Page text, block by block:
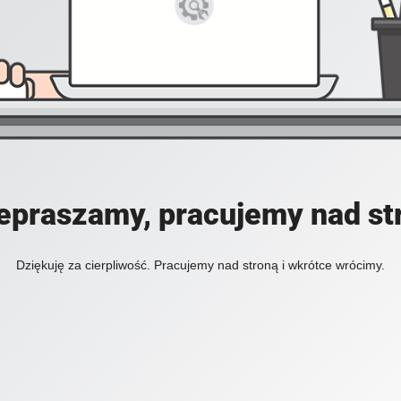
pracujemy nad
Dziękuję za cierpliwość. Pracujemy nad stroną i wkrótce wrócimy.